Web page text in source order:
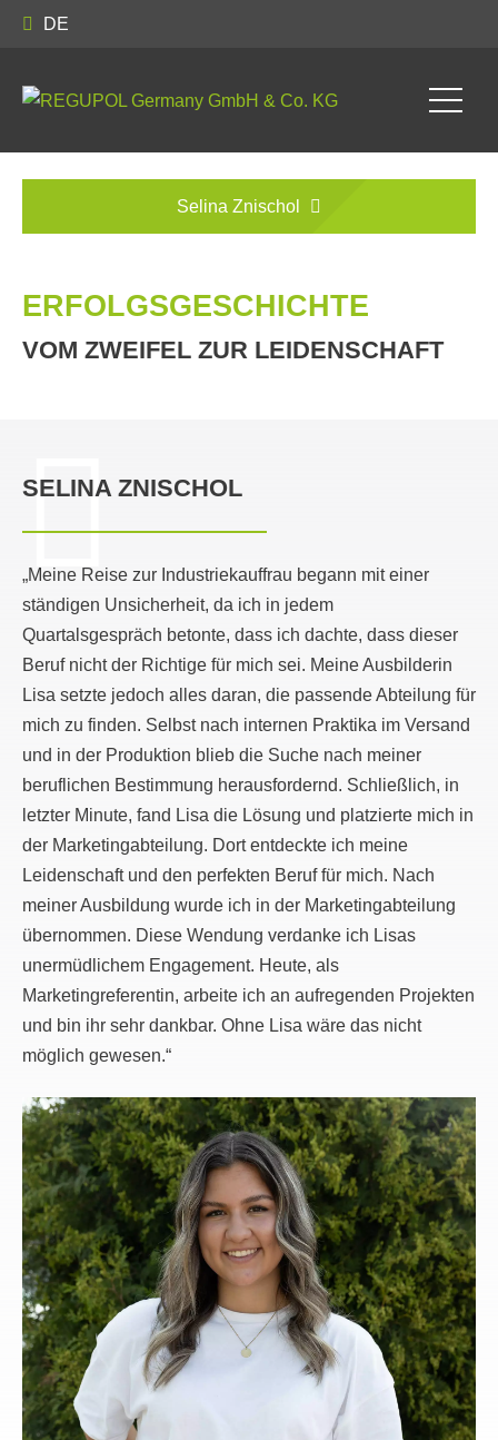
DE
Selina Znischol
ERFOLGSGESCHICHTE
VOM ZWEIFEL ZUR LEIDENSCHAFT
SELINA ZNISCHOL
„Meine Reise zur Industriekauffrau begann mit einer
ständigen Unsicherheit, da ich in jedem
Quartalsgespräch betonte, dass ich dachte, dass dieser
Beruf nicht der Richtige für mich sei. Meine Ausbilderin
Lisa setzte jedoch alles daran, die passende Abteilung für
mich zu finden. Selbst nach internen Praktika im Versand
und in der Produktion blieb die Suche nach meiner
beruflichen Bestimmung herausfordernd. Schließlich, in
letzter Minute, fand Lisa die Lösung und platzierte mich in
der Marketingabteilung. Dort entdeckte ich meine
Leidenschaft und den perfekten Beruf für mich. Nach
meiner Ausbildung wurde ich in der Marketingabteilung
übernommen. Diese Wendung verdanke ich Lisas
unermüdlichem Engagement. Heute, als
Marketingreferentin, arbeite ich an aufregenden Projekten
und bin ihr sehr dankbar. Ohne Lisa wäre das nicht
möglich gewesen.“